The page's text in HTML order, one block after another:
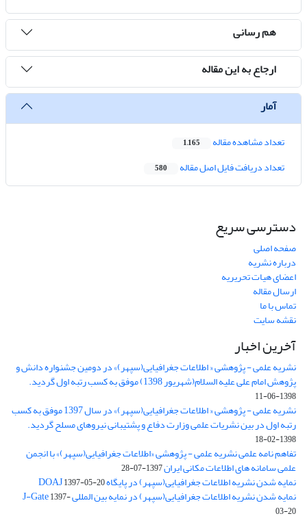
هم رسانی
ارجاع به این مقاله
آمار
تعداد مشاهده مقاله 1,165
تعداد دریافت فایل اصل مقاله 580
دسترسی سریع
صفحه اصلی
درباره نشریه
اعضای هیات تحریریه
ارسال مقاله
تماس با ما
نقشه سایت
آخرین اخبار
نشریه علمی - پژوهشی « اطلاعات جغرافیایی(سپهر)» در دومین جشنواره دانش و
پژوهش امام علی علیه السلام(شهریور 1398) موفق به کسب رتبه اول گردید.
1398-06-11
نشریه علمی - پژوهشی « اطلاعات جغرافیایی(سپهر)» در سال 1397 موفق به کسب
رتبه اول در بین نشریات علمی وزارت دفاع و پشتیبانی نیروهای مسلح گردید.
1398-02-18
تفاهم نامه علمی نشریه علمی - پژوهشی «اطلاعات جغرافیایی(سپهر)» با انجمن
علمی سامانه های اطلاعات مکانی ایران1397-07-28
نمایه شدن نشریه اطلاعات جغرافیایی(سپهر) در پایگاه DOAJ1397-05-20
نمایه شدن نشریه اطلاعات جغرافیایی(سپهر) در نمایه بین المللی J-Gate1397-
03-20